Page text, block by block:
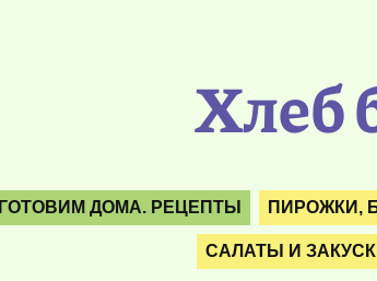
Хлеб
ГОТОВИМ ДОМА. РЕЦЕПТЫ ПИРОЖКИ,
САЛАТЫ И